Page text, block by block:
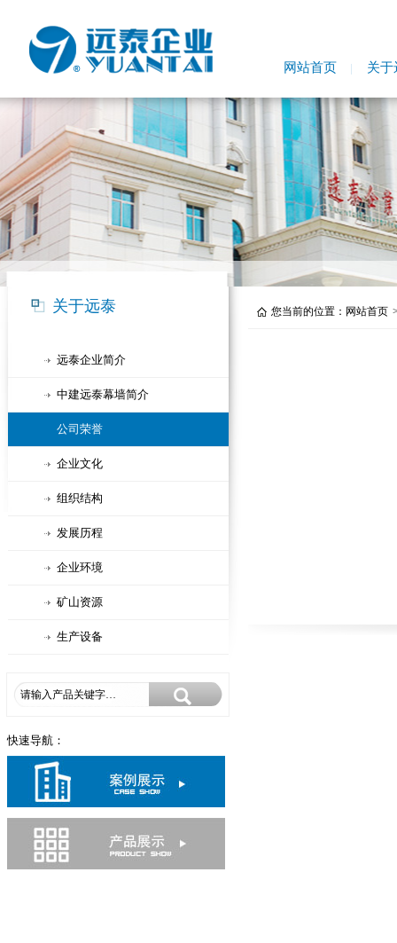
网站首页 关于
关于远泰
远泰企业简介
中建远泰幕墙简介
公司荣誉
企业文化
组织结构
发展历程
企业环境
矿山资源
生产设备
快速导航：
您当前的位置： 网站首页